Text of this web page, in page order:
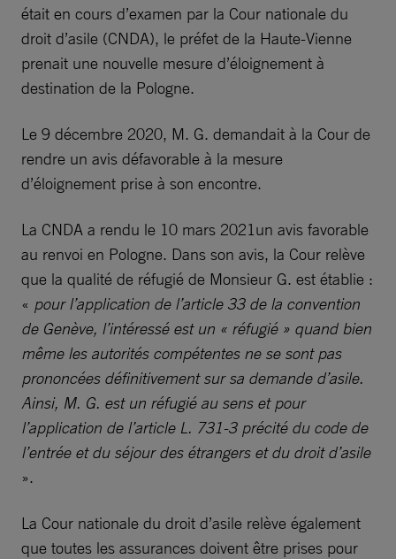
était en cours d’examen par la Cour nationale du
droit d’asile (CNDA), le préfet de la Haute-Vienne
prenait une nouvelle mesure d’éloignement à
destination de la Pologne.
Le 9 décembre 2020, M. G. demandait à la Cour de
rendre un avis défavorable à la mesure
d’éloignement prise à son encontre.
La CNDA a rendu le 10 mars 2021un avis favorable
au renvoi en Pologne. Dans son avis, la Cour relève
que la qualité de réfugié de Monsieur G. est établie :
« pour l’application de l’article 33 de la convention
de Genève, l’intéressé est un « réfugié » quand bien
même les autorités compétentes ne se sont pas
prononcées définitivement sur sa demande d’asile.
Ainsi, M. G. est un réfugié au sens et pour
l’application de l’article L. 731-3 précité du code de
l’entrée et du séjour des étrangers et du droit d’asile
».
La Cour nationale du droit d’asile relève également
que toutes les assurances doivent être prises pour